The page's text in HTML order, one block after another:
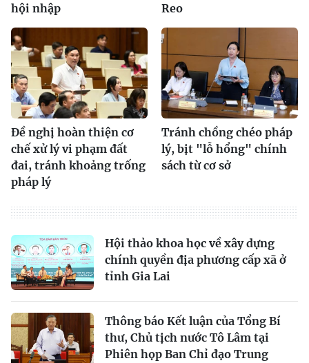
hội nhập
Reo
Đề nghị hoàn thiện cơ
chế xử lý vi phạm đất
đai, tránh khoảng trống
pháp lý
Tránh chồng chéo pháp
lý, bịt "lỗ hổng" chính
sách từ cơ sở
Hội thảo khoa học về xây dựng
chính quyền địa phương cấp xã ở
tỉnh Gia Lai
Thông báo Kết luận của Tổng Bí
thư, Chủ tịch nước Tô Lâm tại
Phiên họp Ban Chỉ đạo Trung